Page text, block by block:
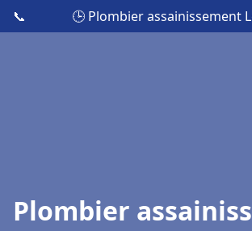
📞 🕒 Plombier assainissement
Plombier